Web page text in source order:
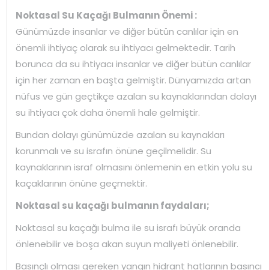
Noktasal Su Kaçağı Bulmanın Önemi :
Günümüzde insanlar ve diğer bütün canlılar için en
önemli ihtiyaç olarak su ihtiyacı gelmektedir. Tarih
borunca da su ihtiyacı insanlar ve diğer bütün canlılar
için her zaman en başta gelmiştir. Dünyamızda artan
nüfus ve gün geçtikçe azalan su kaynaklarından dolayı
su ihtiyacı çok daha önemli hale gelmiştir.
Bundan dolayı günümüzde azalan su kaynakları
korunmalı ve su israfın önüne geçilmelidir. Su
kaynaklarının israf olmasını önlemenin en etkin yolu su
kaçaklarının önüne geçmektir.
Noktasal su kaçağı bulmanın faydaları;
Noktasal su kaçağı bulma ile su israfı büyük oranda
önlenebilir ve boşa akan suyun maliyeti önlenebilir.
Basınçlı olması gereken yangın hidrant hatlarının basıncı